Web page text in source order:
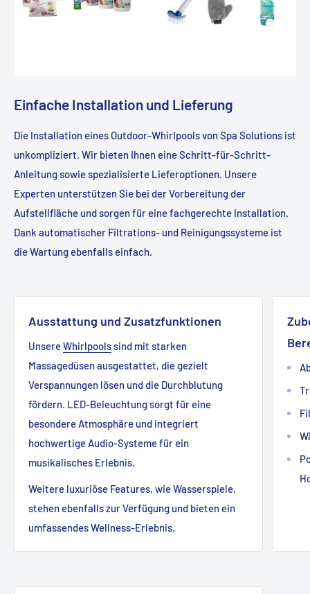
Einfache Installation und Lieferung
Die Installation eines Outdoor-Whirlpools von Spa Solutions ist
unkompliziert. Wir bieten Ihnen eine Schritt-für-Schritt-
Anleitung sowie spezialisierte Lieferoptionen. Unsere
Experten unterstützen Sie bei der Vorbereitung der
Aufstellfläche und sorgen für eine fachgerechte Installation.
Dank automatischer Filtrations- und Reinigungssysteme ist
die Wartung ebenfalls einfach.
Ausstattung und Zusatzfunktionen
UnsereWhirlpoolssind mit starken
Massagedüsen ausgestattet, die gezielt
Verspannungen lösen und die Durchblutung
fördern. LED-Beleuchtung sorgt für eine
besondere Atmosphäre und integriert
hochwertige Audio-Systeme für ein
musikalisches Erlebnis.
Weitere luxuriöse Features, wie Wasserspiele,
stehen ebenfalls zur Verfügung und bieten ein
umfassendes Wellness-Erlebnis.